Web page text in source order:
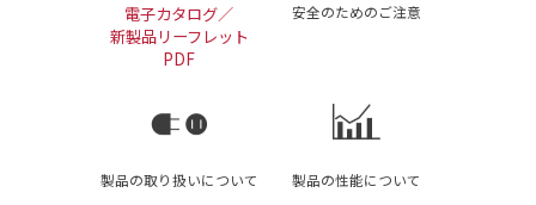
電子カタログ／
新製品リーフレット
PDF
安全のためのご注意
製品の取り扱いについて 製品の性能について